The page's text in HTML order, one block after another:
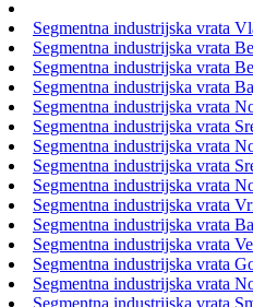
Segmentna industrijska vrata
Segmentna industrijska vrata
Segmentna industrijska vrata
Segmentna industrijska vrata
Segmentna industrijska vrata
Segmentna industrijska vrata
Segmentna industrijska vrata
Segmentna industrijska vrata
Segmentna industrijska vrata
Segmentna industrijska vrata
Segmentna industrijska vrata
Segmentna industrijska vrata
Segmentna industrijska vrata
Segmentna industrijska vrata